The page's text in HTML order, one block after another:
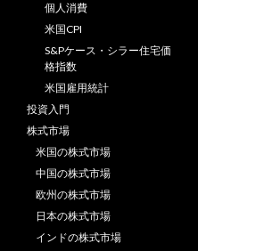
個人消費
米国CPI
S&Pケース・シラー住宅価
格指数
米国雇用統計
投資入門
株式市場
米国の株式市場
中国の株式市場
欧州の株式市場
日本の株式市場
インドの株式市場